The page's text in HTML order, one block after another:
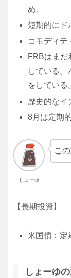
め。
短期的にド
コモディテ
FRBはまだ
している
をしている
歴史的なイ
8月は定期
しょーゆ
こ
【長期投資】
米国債：定
しょーゆ